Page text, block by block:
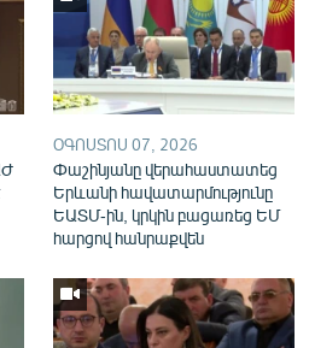
ՕԳՈՍՏՈՍ 07, 2026
Փաշինյանը վերահաստատեց
Երևանի հավատարմությունը
ԵԱՏՄ-ին, կրկին բացառեց ԵՄ
հարցով հանրաքվեն